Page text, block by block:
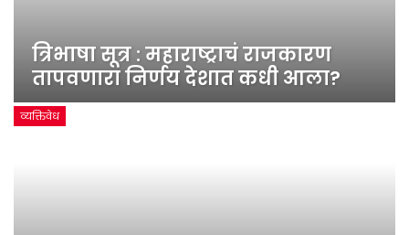
त्रिभाषा सूत्र : महाराष्ट्राचं राजकारण
तापवणारा निर्णय देशात कधी आला?
व्यक्तिवेध